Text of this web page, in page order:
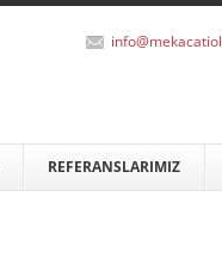
REFERANSLARIMIZ